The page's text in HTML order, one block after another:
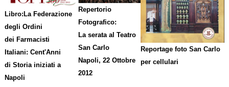
Libro:La Federazione
degli Ordini
dei Farmacisti
Italiani: Cent'Anni
di Storia iniziati a
Napoli
Repertorio
Fotografico:
La serata al Teatro
San Carlo
Napoli, 22 Ottobre
2012
Reportage foto San Carlo
per cellulari